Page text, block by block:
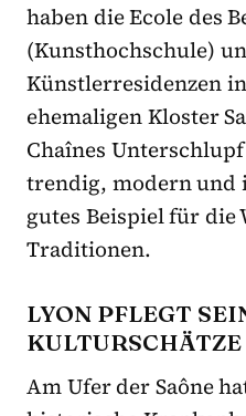
haben die Ecole des
(Kunsthochschule)
Künstlerresidenzen
ehemaligen Kloster
Chaînes
trendig, modern und
gutes Beispiel für
Traditionen.
LYON PFLEGT
KULTURSCHÄTZE
Am Ufer der Saône